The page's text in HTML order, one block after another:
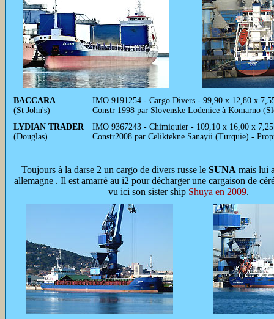
BACCARA
(St John's)
IMO 9191254 - Cargo Divers - 99,90 x 12,80 x
Constr 1998 par Slovenske Lodenice à Komarno
LYDIAN TRADER
(Douglas)
IMO 9367243 - Chimiquier - 109,10 x 16,00 x
Constr2008 par Celiktekne Sanayii (Turquie) -
Toujours à la darse 2 un cargo de divers russe le SUNA mais lui
allemagne . Il est amarré au i2 pour décharger une cargaison de
vu ici son sister ship Shuya en 2009.